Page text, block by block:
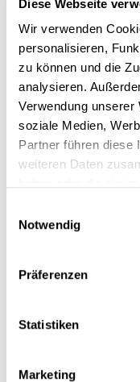
Diese Webseite
Wir verwenden
personalisieren,
zu können und die
analysieren.
Verwendung
soziale Medien,
Partner führen diese
weiteren Daten
Notwendig
Präferenzen
Statistiken
Marketing
machen. „Wer heute
genauen Blick
Gadgets den
stören. Der Kollege,
deutlich seltener vor
dem Smartphone
Rechner.“